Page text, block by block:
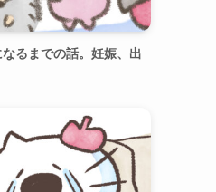
るまでの話。妊娠、出